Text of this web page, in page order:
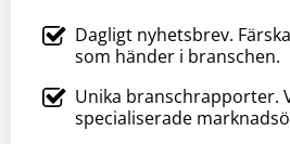
Dagligt nyhetsbrev.
som händer i branschen.
Unika branschrapporter.
specialiserade